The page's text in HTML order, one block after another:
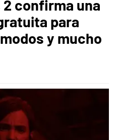
confirma una
para
y mucho